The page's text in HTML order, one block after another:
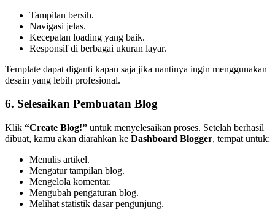
Tampilan bersih.
Navigasi jelas.
Kecepatan loading yang baik.
Responsif di berbagai ukuran layar.
Template dapat diganti kapan saja jika nantinya ingin menggunakan
desain yang lebih profesional.
6. Selesaikan Pembuatan Blog
Klik “Create Blog!” untuk menyelesaikan proses. Setelah berhasil
dibuat, kamu akan diarahkan ke Dashboard Blogger, tempat untuk:
Menulis artikel.
Mengatur tampilan blog.
Mengelola komentar.
Mengubah pengaturan blog.
Melihat statistik dasar pengunjung.